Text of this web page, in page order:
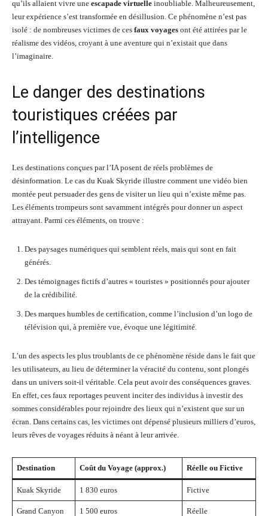
qu’ils allaient vivre une escapade virtuelle inoubliable. Malheureusement,
leur expérience s’est transformée en désillusion. Ce phénomène n’est pas
isolé : de nombreuses victimes de ces faux voyages ont été attirées par le
réalisme des vidéos, croyant à une aventure qui n’existait que dans
l’imaginaire.
Le danger des destinations
touristiques créées par
l’intelligence
Les destinations conçues par l’IA posent de réels problèmes de
désinformation. Le cas du Kuak Skyride illustre comment une vidéo bien
montée peut persuader des gens de visiter un lieu qui n’existe même pas.
Les éléments trompeurs sont savamment intégrés pour donner un aspect
attrayant. Parmi ces éléments, on trouve :
Des paysages numériques qui semblent réels, mais qui sont en fait
générés.
Des témoignages fictifs d’autres « touristes » positionnés pour ajouter
de la crédibilité.
Des marques humbles de certification, comme l’inclusion d’un logo de
télévision qui, à première vue, évoque une légitimité.
L’un des aspects les plus troublants de ce phénomène réside dans le fait que
les utilisateurs, au lieu de déterminer la véracité du contenu, sont plongés
dans un univers soit-il véritable. Cela peut avoir des conséquences graves.
En effet, ces faux reportages peuvent inciter des individus à investir des
sommes considérables pour rejoindre des lieux qui n’existent que sur un
écran. Dans certains cas, les victimes ont dépensé plusieurs milliers d’euros,
leurs rêves de voyages réduits à néant à leur arrivée.
Destination Coût du Voyage (approx.) Réelle ou Fictive
Kuak Skyride 1 830 euros Fictive
Grand Canyon 1 500 euros Réelle